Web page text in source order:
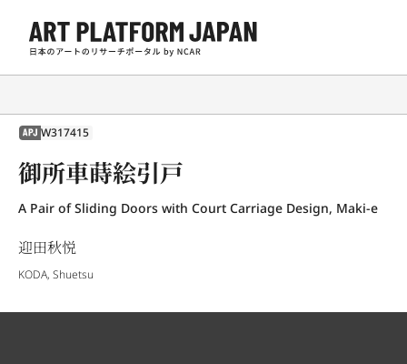
APJ W317415
御所車蒔絵引戸
A Pair of Sliding Doors with Court Carriage Design, Maki-e
迎田秋悦
KODA, Shuetsu